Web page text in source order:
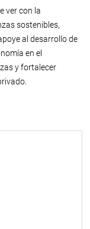
ver con la
sostenibles,
al desarrollo de
en el
y fortalecer